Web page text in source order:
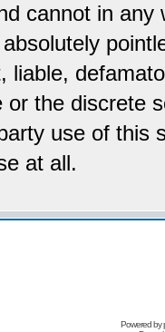
cannot in
liable,
or the discrete
use of this
at all.
Powered by